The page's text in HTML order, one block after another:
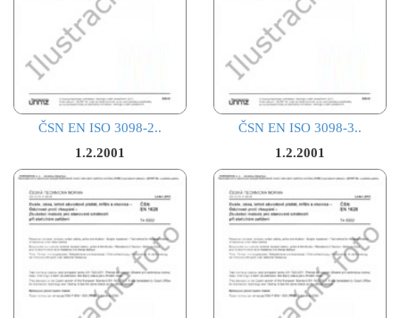
ČSN EN ISO 3098-2..
1.2.2001
ČSN EN ISO 3098-3..
1.2.2001